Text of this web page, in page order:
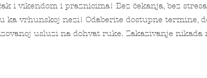
i vikendom i praznicima! Bez čekanja, bez
ka vrhunskoj nezi! Odaberite dostupne termine,
usluzi na dohvat ruke. Zakazivanje nikada